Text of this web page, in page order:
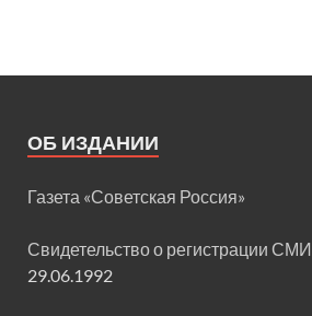
ОБ ИЗДАНИИ
Газета «Советская Россия»
Свидетельство о регистрации СМИ
29.06.1992